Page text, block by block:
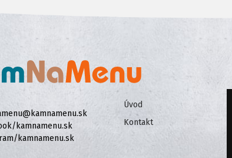
kamnamenu.sk
kamnamenu.sk
Úvod
Kontakt